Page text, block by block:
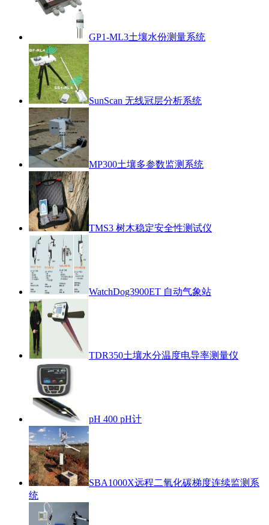
GP1-ML3土壤水份测量系统
SunScan 无线冠层分析系统
MP300土壤多参数监测系统
TMS3 树木稳定安全性测试仪
WatchDog3900ET 自动气象站
TDR350土壤水分温度电导率测量仪
pH 400 pH计
SBA1000X远程二氧化碳梯度连续监测系
统